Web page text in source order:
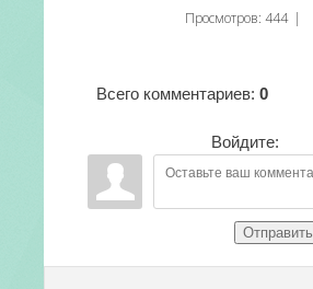
Просмотров: 444 |
Всего комментариев: 0
Войдите:
Отправить